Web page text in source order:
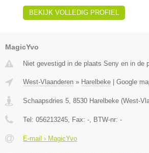
BEKIJK VOLLEDIG PROFIEL
MagicYvo
Niet gevestigd in de plaats Seny en in de
West-Vlaanderen » Harelbeke Google
Schaapsdries 5, 8530 Harelbeke (West-
Tel: 056213245, Fax: -, BTW-nr: -
E-mail › MagicYvo